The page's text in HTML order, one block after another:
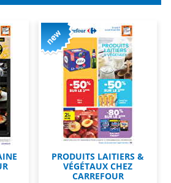
PRODUITS LAITIERS &
VÉGÉTAUX CHEZ
CARREFOUR